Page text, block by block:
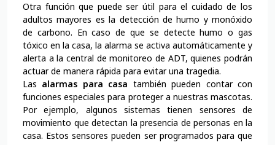
Otra función que puede ser útil para el cuidado de los
adultos mayores es la detección de humo y monóxido
de carbono. En caso de que se detecte humo o gas
tóxico en la casa, la alarma se activa automáticamente y
alerta a la central de monitoreo de ADT, quienes podrán
actuar de manera rápida para evitar una tragedia.
Las alarmas para casa también pueden contar con
funciones especiales para proteger a nuestras mascotas.
Por ejemplo, algunos sistemas tienen sensores de
movimiento que detectan la presencia de personas en la
casa. Estos sensores pueden ser programados para que